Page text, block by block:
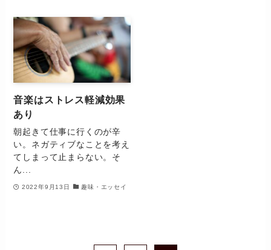
音楽はストレス軽減効果
あり
朝起きて仕事に行くのが辛
い。ネガティブなことを考え
てしまって止まらない。そ
ん...
2022年9月13日 趣味・エッセイ